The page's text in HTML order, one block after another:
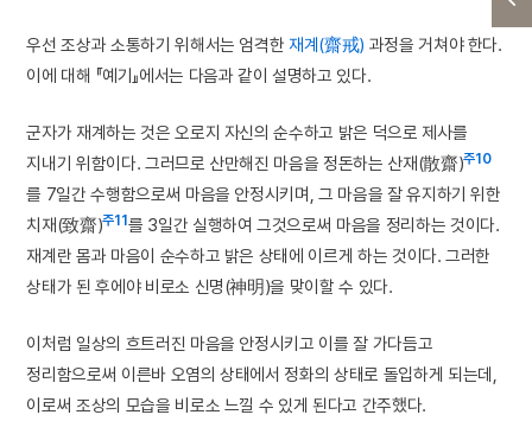
우선 조상과 소통하기 위해서는 엄격한 재계(齋戒) 과정을 거쳐야 한다.
이에 대해 『예기』에서는 다음과 같이 설명하고 있다.
군자가 재계하는 것은 오로지 자신의 순수하고 밝은 덕으로 제사를
지내기 위함이다. 그러므로 산만해진 마음을 정돈하는 산재(散齋)주10
를 7일간 수행함으로써 마음을 안정시키며, 그 마음을 잘 유지하기 위한
치재(致齋)주11 를 3일간 실행하여 그것으로써 마음을 정리하는 것이다.
재계란 몸과 마음이 순수하고 밝은 상태에 이르게 하는 것이다. 그러한
상태가 된 후에야 비로소 신명(神明)을 맞이할 수 있다.
이처럼 일상의 흐트러진 마음을 안정시키고 이를 잘 가다듬고
정리함으로써 이른바 오염의 상태에서 정화의 상태로 돌입하게 되는데,
이로써 조상의 모습을 비로소 느낄 수 있게 된다고 간주했다.